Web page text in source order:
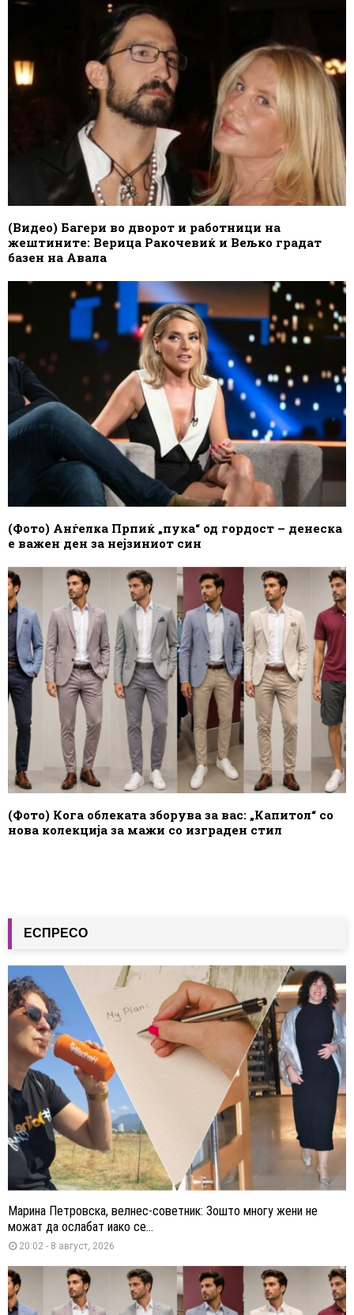
(Видео) Багери во дворот и работници на
жештините: Верица Ракочевиќ и Вељко градат
базен на Авала
(Фото) Анѓелка Прпиќ „пука“ од гордост – денеска
е важен ден за нејзиниот син
(Фото) Кога облеката зборува за вас: „Капитол“ со
нова колекција за мажи со изграден стил
ЕСПРЕСО
Марина Петровска, велнес-советник: Зошто многу жени не
можат да ослабат иако се...
20:02 - 8 август, 2026